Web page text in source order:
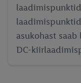
asukohast saab
DC-